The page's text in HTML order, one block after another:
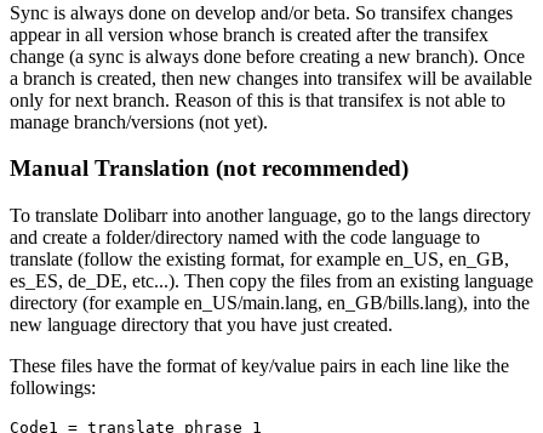
Sync is always done on develop and/or beta. So transifex changes
appear in all version whose branch is created after the transifex
change (a sync is always done before creating a new branch). Once
a branch is created, then new changes into transifex will be available
only for next branch. Reason of this is that transifex is not able to
manage branch/versions (not yet).
Manual Translation (not recommended)
To translate Dolibarr into another language, go to the langs directory
and create a folder/directory named with the code language to
translate (follow the existing format, for example en_US, en_GB,
es_ES, de_DE, etc...). Then copy the files from an existing language
directory (for example en_US/main.lang, en_GB/bills.lang), into the
new language directory that you have just created.
These files have the format of key/value pairs in each line like the
followings:
Code1 = translate phrase 1